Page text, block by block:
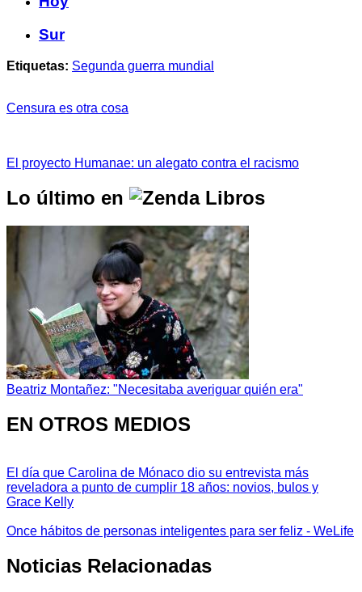
Sur
Etiquetas: Segunda guerra mundial
Censura es otra cosa
El proyecto Humanae: un alegato contra el racismo
Lo último en
Beatriz Montañez: "Necesitaba averiguar quién era"
EN OTROS MEDIOS
El día que Carolina de Mónaco dio su entrevista más
reveladora a punto de cumplir 18 años: novios, bulos y
Grace Kelly
Once hábitos de personas inteligentes para ser feliz - WeLife
Noticias Relacionadas